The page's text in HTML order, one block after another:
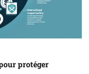
protéger